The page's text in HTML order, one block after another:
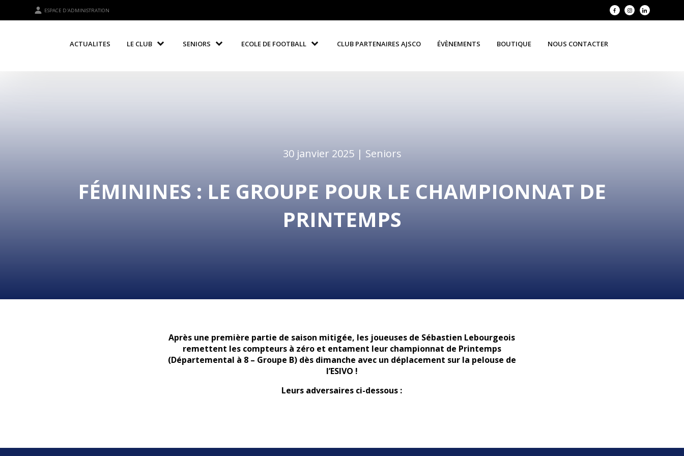
ESPACE D'ADMINISTRATION
ACTUALITES LE CLUB SENIORS ECOLE DE FOOTBALL CLUB PARTENAIRES AJSCO ÉVÈNEMENTS BOUTIQUE NOUS CONTACTER
30 janvier 2025 | Seniors
FÉMININES : LE GROUPE POUR LE CHAMPIONNAT DE
PRINTEMPS
Après une première partie de saison mitigée, les joueuses de Sébastien Lebourgeois
remettent les compteurs à zéro et entament leur championnat de Printemps
(Départemental à 8 – Groupe B) dès dimanche avec un déplacement sur la pelouse de
l’ESIVO !
Leurs adversaires ci-dessous :